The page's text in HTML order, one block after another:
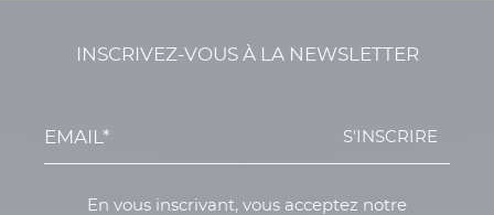
INSCRIVEZ-VOUS À LA NEWSLETTER
S'INSCRIRE
En vous inscrivant, vous acceptez notre